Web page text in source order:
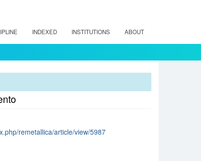
INDEXED INSTITUTIONS ABOUT
remetallica/article/view/5987